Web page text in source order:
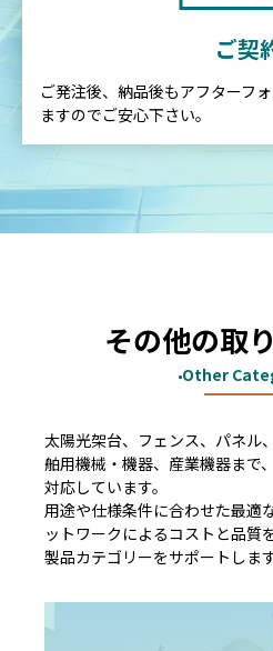
ご契
ご発注後、納品後もアフターフ
ますのでご安心下さい。
その他の取
Other
太陽光架台、フェンス、パネル
舶用機械・機器、産業機器まで
対応しています。
用途や仕様条件に合わせた最適
ットワークによるコストと品質
製品カテゴリーをサポートします